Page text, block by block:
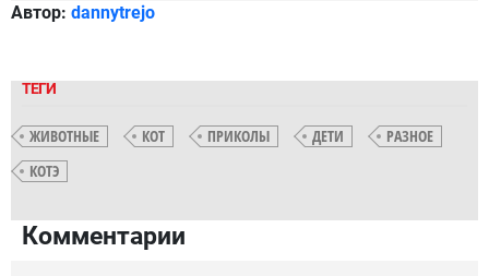
Автор: dannytrejo
ТЕГИ
ЖИВОТНЫЕ КОТ ПРИКОЛЫ ДЕТИ
РАЗНОЕ
КОТЭ
Комментарии